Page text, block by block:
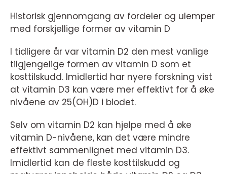
Historisk gjennomgang av fordeler og ulemper
med forskjellige former av vitamin D
I tidligere år var vitamin D2 den mest vanlige
tilgjengelige formen av vitamin D som et
kosttilskudd. Imidlertid har nyere forskning vist
at vitamin D3 kan være mer effektivt for å øke
nivåene av 25(OH)D i blodet.
Selv om vitamin D2 kan hjelpe med å øke
vitamin D-nivåene, kan det være mindre
effektivt sammenlignet med vitamin D3.
Imidlertid kan de fleste kosttilskudd og